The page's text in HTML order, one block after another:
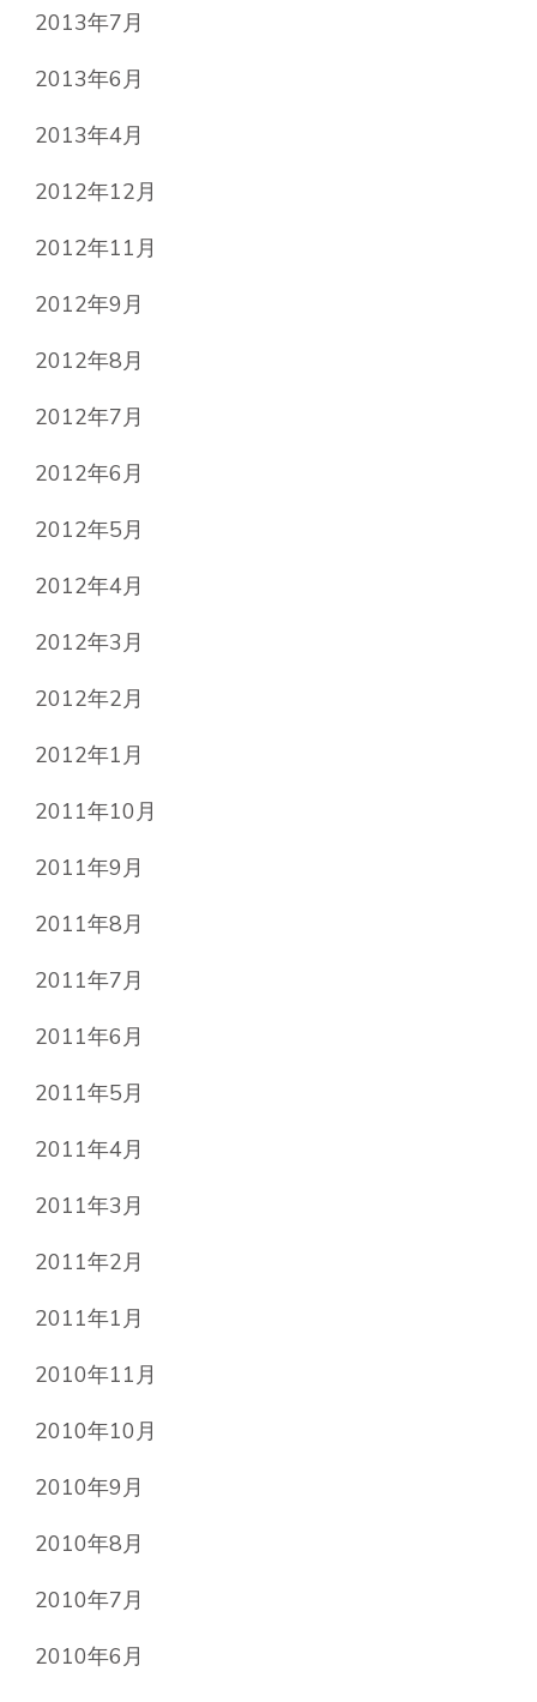
2013年7月
2013年6月
2013年4月
2012年12月
2012年11月
2012年9月
2012年8月
2012年7月
2012年6月
2012年5月
2012年4月
2012年3月
2012年2月
2012年1月
2011年10月
2011年9月
2011年8月
2011年7月
2011年6月
2011年5月
2011年4月
2011年3月
2011年2月
2011年1月
2010年11月
2010年10月
2010年9月
2010年8月
2010年7月
2010年6月